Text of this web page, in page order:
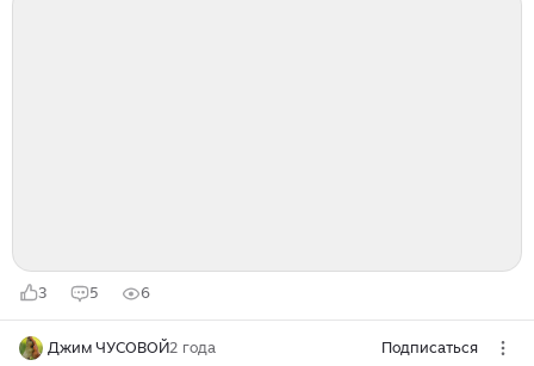
3 5 6
Джим ЧУСОВОЙ2 года Подписаться